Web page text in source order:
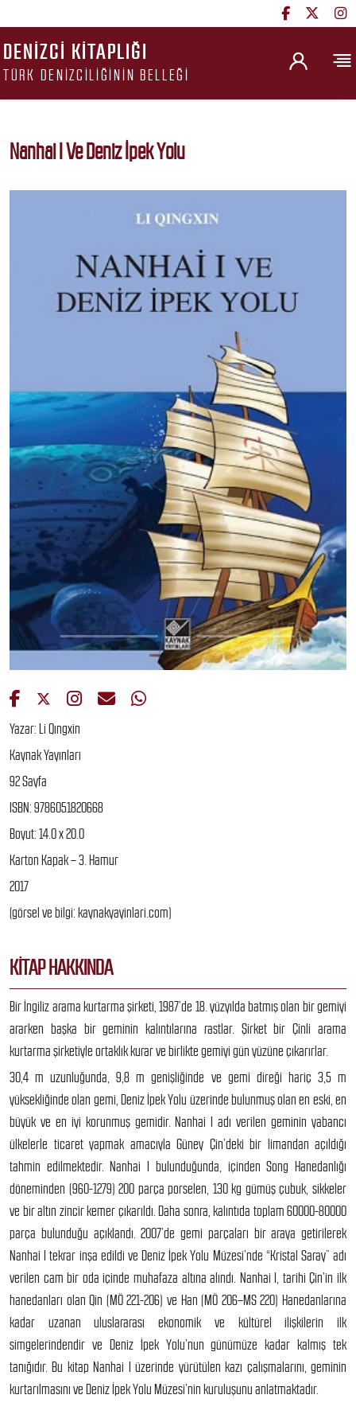
DENIZCI KITAPLIĞI
TÜRK DENIZCILIĞININ BELLEĞI
Nanhai I Ve Deniz İpek Yolu
Yazar: Li Qıngxin
Kaynak Yayınları
92 Sayfa
ISBN: 9786051820668
Boyut: 14.0 x 20.0
Karton Kapak – 3. Hamur
2017
(görsel ve bilgi: kaynakyayinlari.com)
KITAP HAKKINDA
Bir İngiliz arama kurtarma şirketi, 1987’de 18. yüzyılda batmış olan bir gemiyi
ararken başka bir geminin kalıntılarına rastlar. Şirket bir Çinli arama
kurtarma şirketiyle ortaklık kurar ve birlikte gemiyi gün yüzüne çıkarırlar.
30,4 m uzunluğunda, 9,8 m genişliğinde ve gemi direği hariç 3,5 m
yüksekliğinde olan gemi, Deniz İpek Yolu üzerinde bulunmuş olan en eski, en
büyük ve en iyi korunmuş gemidir. Nanhai I adı verilen geminin yabancı
ülkelerle ticaret yapmak amacıyla Güney Çin’deki bir limandan açıldığı
tahmin edilmektedir. Nanhai I bulunduğunda, içinden Song Hanedanlığı
döneminden (960-1279) 200 parça porselen, 130 kg gümüş çubuk, sikkeler
ve bir altın zincir kemer çıkarıldı. Daha sonra, kalıntıda toplam 60000-80000
parça bulunduğu açıklandı. 2007’de gemi parçaları bir araya getirilerek
Nanhai I tekrar inşa edildi ve Deniz İpek Yolu Müzesi’nde “Kristal Saray” adı
verilen cam bir oda içinde muhafaza altına alındı. Nanhai I, tarihi Çin’in ilk
hanedanları olan Qin (MÖ 221-206) ve Han (MÖ 206–MS 220) Hanedanlarına
kadar uzanan uluslararası ekonomik ve kültürel ilişkilerin ilk
simgelerindendir ve Deniz İpek Yolu’nun günümüze kadar kalmış tek
tanığıdır. Bu kitap Nanhai I üzerinde yürütülen kazı çalışmalarını, geminin
kurtarılmasını ve Deniz İpek Yolu Müzesi’nin kuruluşunu anlatmaktadır.